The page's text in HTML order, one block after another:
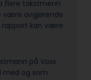
flere takstmenn
være avgjørende
rapport kan være
på Voss
med og som